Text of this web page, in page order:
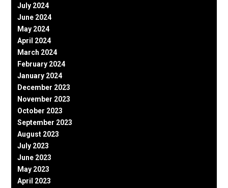
July 2024
June 2024
May 2024
April 2024
March 2024
February 2024
January 2024
December 2023
November 2023
October 2023
September 2023
August 2023
July 2023
June 2023
May 2023
April 2023